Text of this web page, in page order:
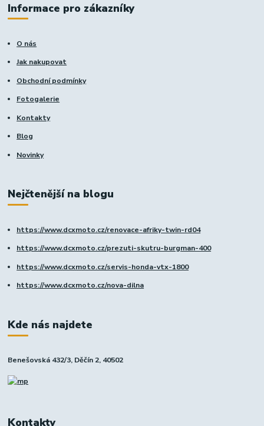
Informace pro zákazníky
O nás
Jak nakupovat
Obchodní podmínky
Fotogalerie
Kontakty
Blog
Novinky
Nejčtenější na blogu
https://www.dcxmoto.cz/renovace-afriky-twin-rd04
https://www.dcxmoto.cz/prezuti-skutru-burgman-400
https://www.dcxmoto.cz/servis-honda-vtx-1800
https://www.dcxmoto.cz/nova-dilna
Kde nás najdete
Benešovská 432/3, Děčín 2, 40502
Kontakty